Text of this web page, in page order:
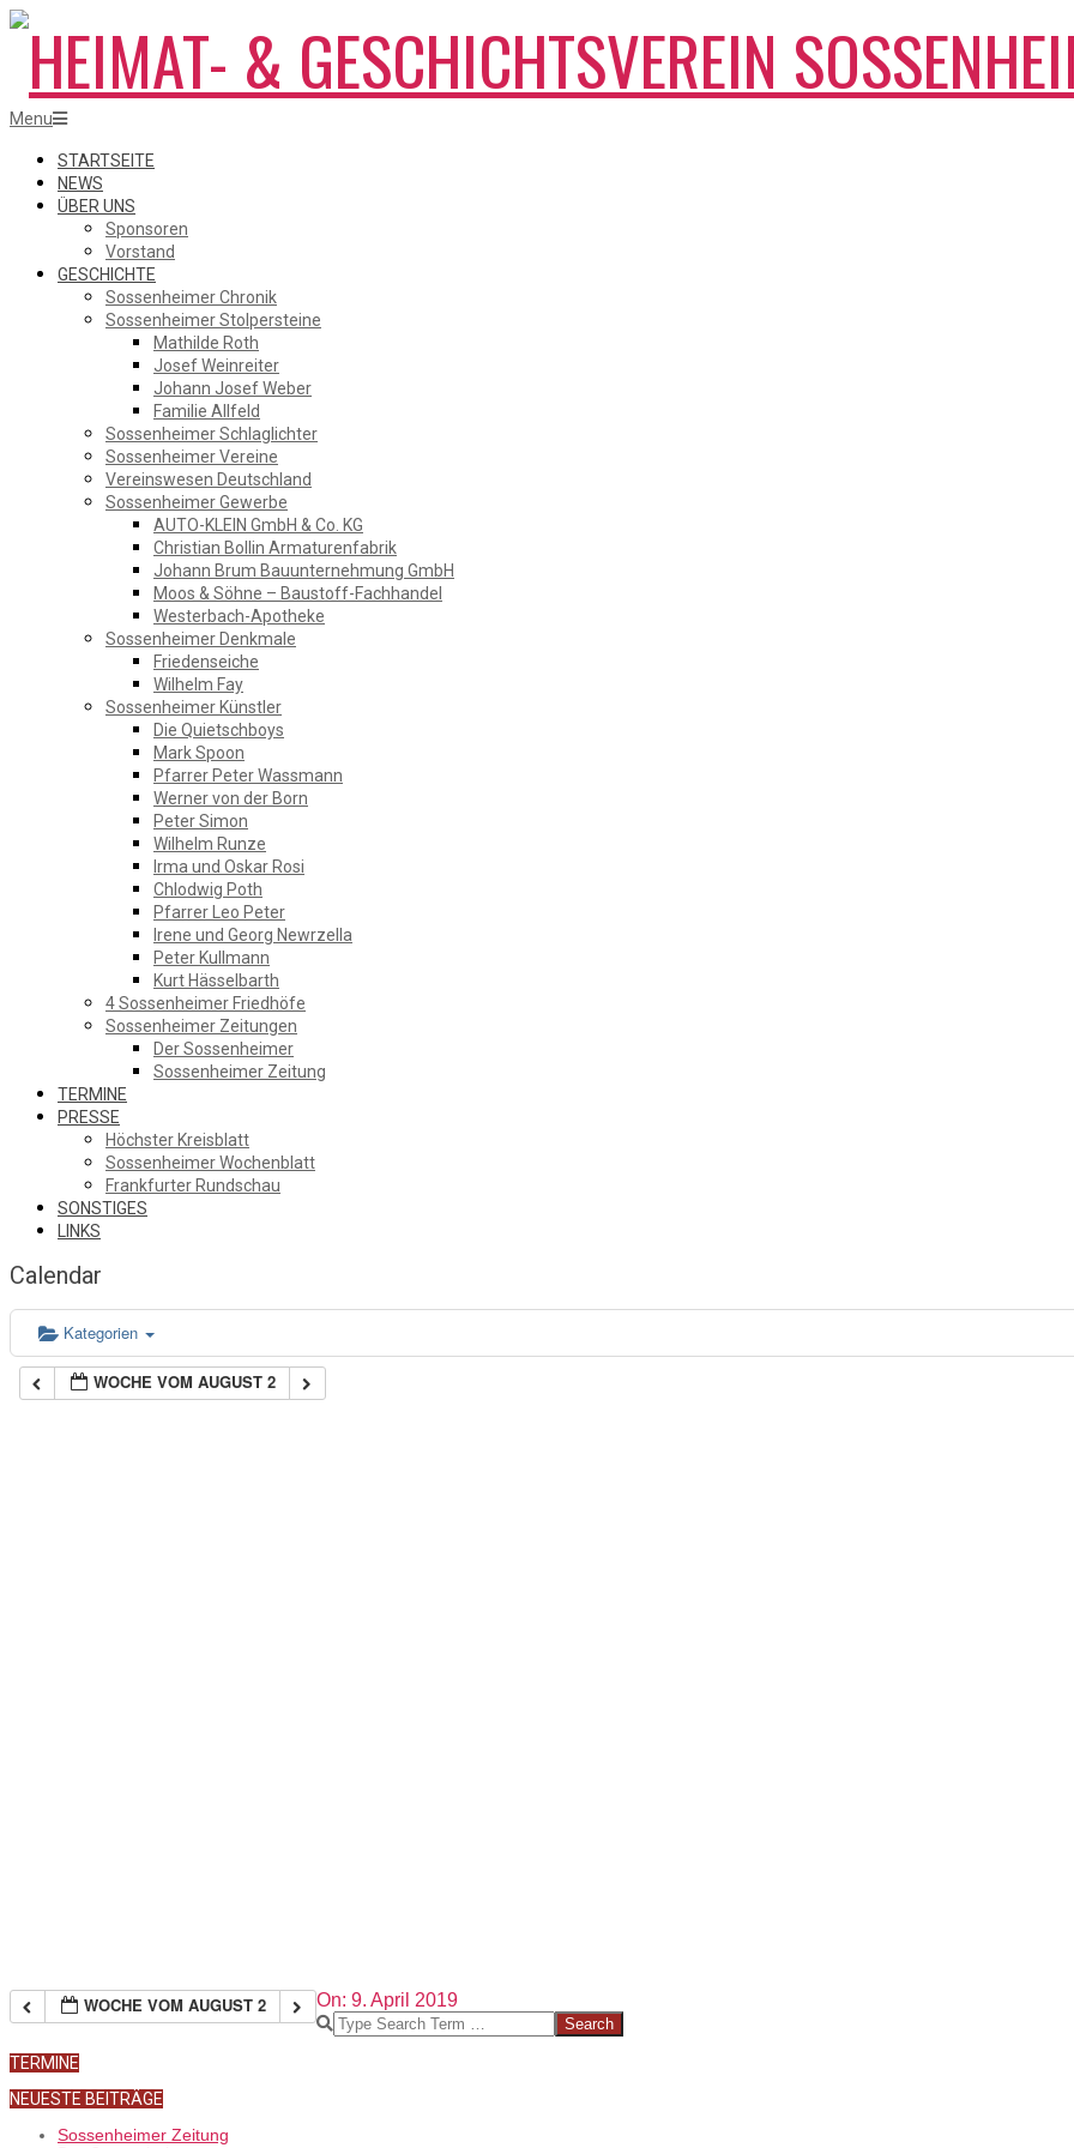
Skip
content
HEIMAT-
&
GESCHICHTSVEREIN
SOSSENHEIM
Primary
Menu
Menu
STARTSEITE
NEWS
ÜBER UNS
Sponsoren
Vorstand
GESCHICHTE
Sossenheimer Chronik
Sossenheimer Stolpersteine
Mathilde Roth
Josef Weinreiter
Johann Josef Weber
Familie Allfeld
Sossenheimer Schlaglichter
Sossenheimer Vereine
Vereinswesen Deutschland
Sossenheimer Gewerbe
AUTO-KLEIN GmbH & Co. KG
Christian Bollin Armaturenfabrik
Johann Brum Bauunternehmung GmbH
Moos & Söhne – Baustoff-Fachhandel
Westerbach-Apotheke
Sossenheimer Denkmale
Friedenseiche
Wilhelm Fay
Sossenheimer Künstler
Die Quietschboys
Mark Spoon
Pfarrer Peter Wassmann
Werner von der Born
Peter Simon
Wilhelm Runze
Irma und Oskar Rosi
Chlodwig Poth
Pfarrer Leo Peter
Irene und Georg Newrzella
Peter Kullmann
Kurt Hässelbarth
4 Sossenheimer Friedhöfe
Sossenheimer Zeitungen
Der Sossenheimer
Sossenheimer Zeitung
TERMINE
PRESSE
Höchster Kreisblatt
Sossenheimer Wochenblatt
Frankfurter Rundschau
SONSTIGES
LINKS
Calendar
Kategorien
WOCHE VOM AUGUST 2
WOCHE VOM AUGUST 2
2019-
04-
On: 9. April 2019
Search
TERMINE
NEUESTE BEITRÄGE
Sossenheimer Zeitung